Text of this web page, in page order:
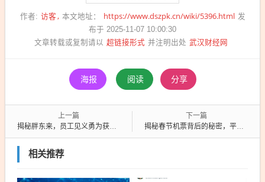
作者: 访客 本文地址： https://www.dszpk.cn/wiki/5396.html 发
布于 2025-11-07 10:00:30
文章转载或复制请以 超链接形式 并注明出处 武汉财经网
海报 阅读 分享
上一篇
揭秘胖东来，员工见义勇为获重奖，最高达5万元！财经看点背后的故事！
下一篇
揭秘春节机票背后的秘密，平台取消数百人航班，补偿方案引发质疑与关注
相关推荐